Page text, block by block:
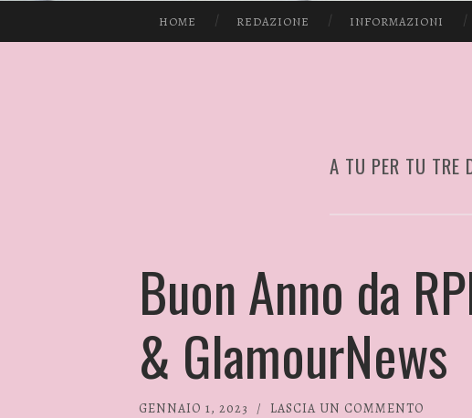
HOME REDAZIONE INFORMAZIONI
A TU PER TU TRE
Buon Anno da
& GlamourNews
GENNAIO 1, 2023 / LASCIA UN COMMENTO